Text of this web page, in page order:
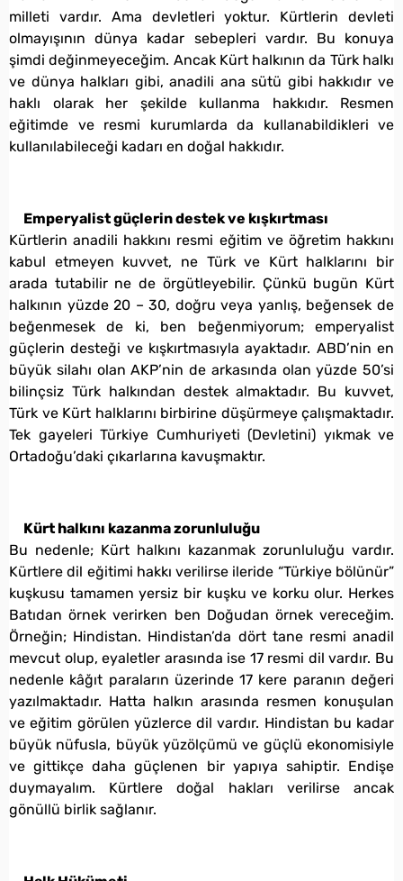
milleti vardır. Ama devletleri yoktur. Kürtlerin devleti
olmayışının dünya kadar sebepleri vardır. Bu konuya
şimdi değinmeyeceğim. Ancak Kürt halkının da Türk halkı
ve dünya halkları gibi, anadili ana sütü gibi hakkıdır ve
haklı olarak her şekilde kullanma hakkıdır. Resmen
eğitimde ve resmi kurumlarda da kullanabildikleri ve
kullanılabileceği kadarı en doğal hakkıdır.
Emperyalist güçlerin destek ve kışkırtması
Kürtlerin anadili hakkını resmi eğitim ve öğretim hakkını
kabul etmeyen kuvvet, ne Türk ve Kürt halklarını bir
arada tutabilir ne de örgütleyebilir. Çünkü bugün Kürt
halkının yüzde 20 – 30, doğru veya yanlış, beğensek de
beğenmesek de ki, ben beğenmiyorum; emperyalist
güçlerin desteği ve kışkırtmasıyla ayaktadır. ABD’nin en
büyük silahı olan AKP’nin de arkasında olan yüzde 50’si
bilinçsiz Türk halkından destek almaktadır. Bu kuvvet,
Türk ve Kürt halklarını birbirine düşürmeye çalışmaktadır.
Tek gayeleri Türkiye Cumhuriyeti (Devletini) yıkmak ve
Ortadoğu’daki çıkarlarına kavuşmaktır.
Kürt halkını kazanma zorunluluğu
Bu nedenle; Kürt halkını kazanmak zorunluluğu vardır.
Kürtlere dil eğitimi hakkı verilirse ileride “Türkiye bölünür”
kuşkusu tamamen yersiz bir kuşku ve korku olur. Herkes
Batıdan örnek verirken ben Doğudan örnek vereceğim.
Örneğin; Hindistan. Hindistan’da dört tane resmi anadil
mevcut olup, eyaletler arasında ise 17 resmi dil vardır. Bu
nedenle kâğıt paraların üzerinde 17 kere paranın değeri
yazılmaktadır. Hatta halkın arasında resmen konuşulan
ve eğitim görülen yüzlerce dil vardır. Hindistan bu kadar
büyük nüfusla, büyük yüzölçümü ve güçlü ekonomisiyle
ve gittikçe daha güçlenen bir yapıya sahiptir. Endişe
duymayalım. Kürtlere doğal hakları verilirse ancak
gönüllü birlik sağlanır.